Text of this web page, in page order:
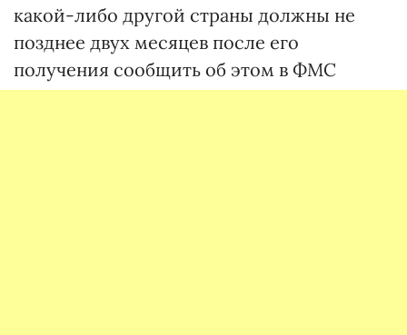
какой-либо другой страны должны не
позднее двух месяцев после его
получения сообщить об этом в ФМС